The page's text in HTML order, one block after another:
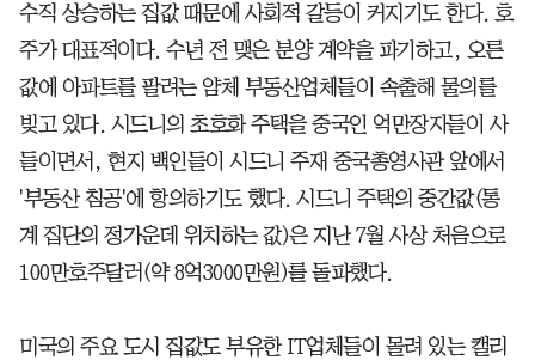
수직 상승하는 집값 때문에 사회적 갈등이 커지기도 한다. 호
주가 대표적이다. 수년 전 맺은 분양 계약을 파기하고, 오른
값에 아파트를 팔려는 얌체 부동산업체들이 속출해 물의를
빚고 있다. 시드니의 초호화 주택을 중국인 억만장자들이 사
들이면서, 현지 백인들이 시드니 주재 중국총영사관 앞에서
'부동산 침공'에 항의하기도 했다. 시드니 주택의 중간값(통
계 집단의 정가운데 위치하는 값)은 지난 7월 사상 처음으로
100만호주달러(약 8억3000만원)를 돌파했다.
미국의 주요 도시 집값도 부유한 IT업체들이 몰려 있는 캘리